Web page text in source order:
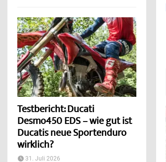
Testbericht: Ducati
Desmo450 EDS – wie gut ist
Ducatis neue Sportenduro
wirklich?
31. Juli 2026